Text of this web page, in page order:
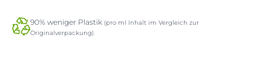
90% weniger Plastik (pro ml Inhalt im Vergleich zur
Originalverpackung)